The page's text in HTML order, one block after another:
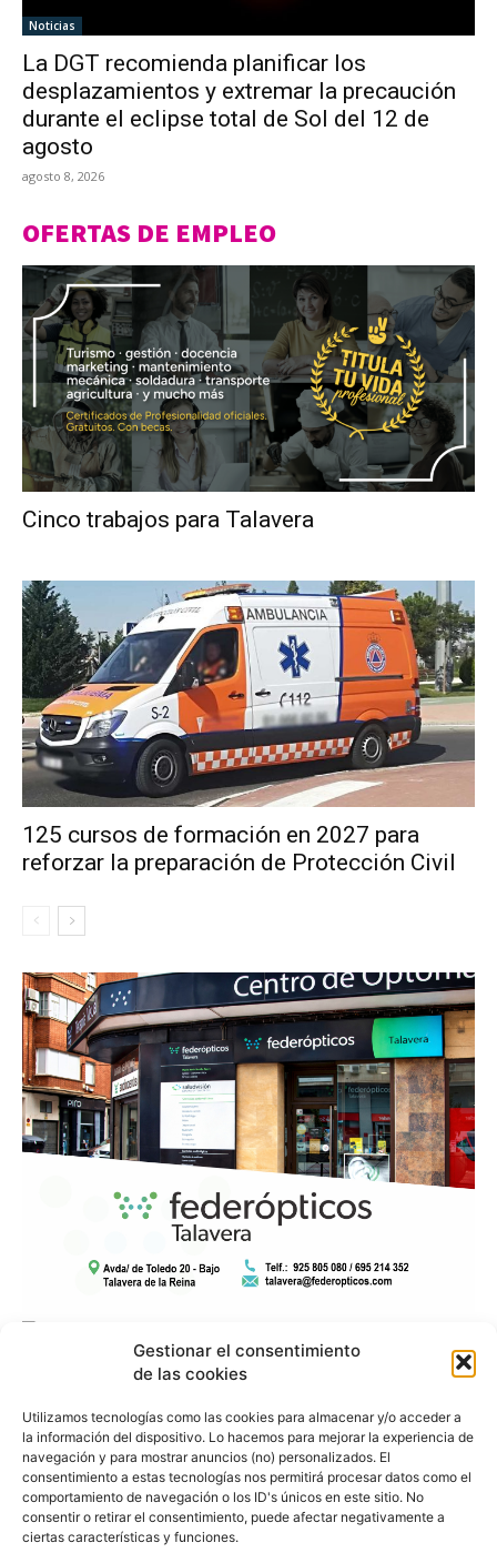
Gestionar el consentimiento
de las cookies
Utilizamos tecnologías como las cookies para almacenar y/o acceder a
la información del dispositivo. Lo hacemos para mejorar la experiencia de
navegación y para mostrar anuncios (no) personalizados. El
consentimiento a estas tecnologías nos permitirá procesar datos como el
comportamiento de navegación o los ID's únicos en este sitio. No
consentir o retirar el consentimiento, puede afectar negativamente a
ciertas características y funciones.
Noticias
La DGT recomienda planificar los
desplazamientos y extremar la precaución
durante el eclipse total de Sol del 12 de
agosto
agosto 8, 2026
OFERTAS DE EMPLEO
Cinco trabajos para Talavera
125 cursos de formación en 2027 para
reforzar la preparación de Protección Civil